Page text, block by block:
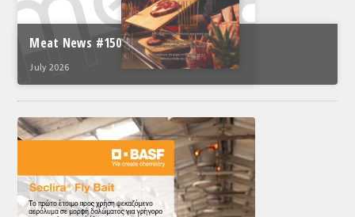
Meat News #150
July 2026